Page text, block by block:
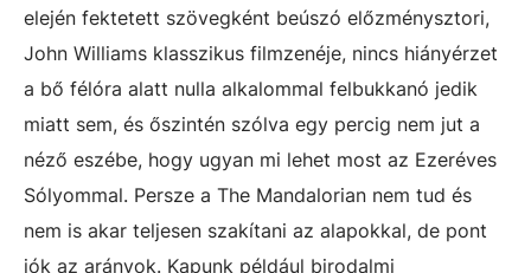
elején fektetett szövegként beúszó előzménysztori,
John Williams klasszikus filmzenéje, nincs hiányérzet
a bő félóra alatt nulla alkalommal felbukkanó jedik
miatt sem, és őszintén szólva egy percig nem jut a
néző eszébe, hogy ugyan mi lehet most az Ezeréves
Sólyommal. Persze a The Mandalorian nem tud és
nem is akar teljesen szakítani az alapokkal, de pont
jók az arányok. Kapunk például birodalmi